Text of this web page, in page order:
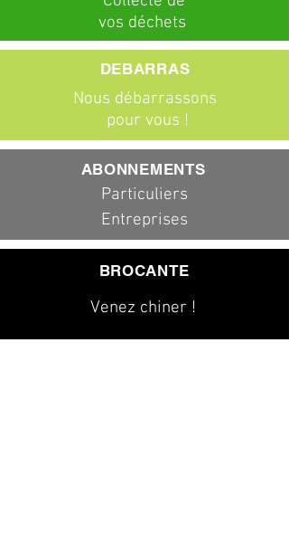
vos déchets
Nous débarrassons
pour vous !
DEBARRAS
ABONNEMENTS
Particuliers
Entreprises
BROCANTE
Venez chiner !